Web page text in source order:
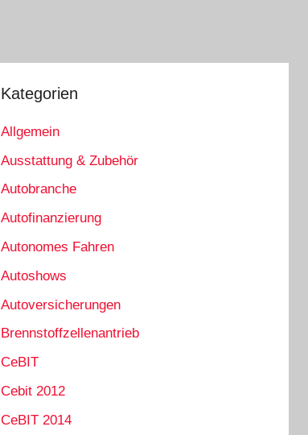
Kategorien
Allgemein
Ausstattung & Zubehör
Autobranche
Autofinanzierung
Autonomes Fahren
Autoshows
Autoversicherungen
Brennstoffzellenantrieb
CeBIT
Cebit 2012
CeBIT 2014